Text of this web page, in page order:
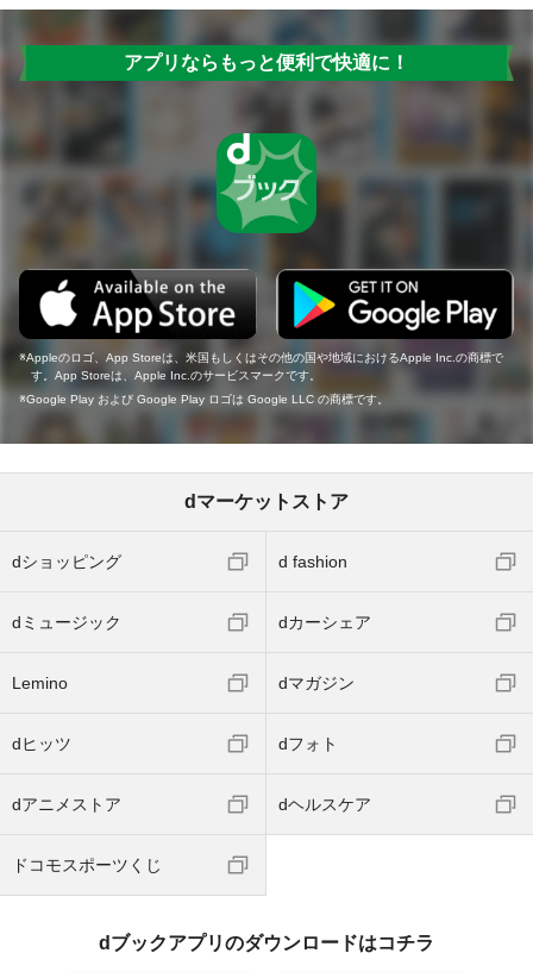
アプリならもっと便利で快適に！
Appleのロゴ、App Storeは、米国もしくはその他の国や地域におけるApple Inc.の商標で
す。App Storeは、Apple Inc.のサービスマークです。
Google Play および Google Play ロゴは Google LLC の商標です。
dマーケットストア
dショッピング d fashion
dミュージック dカーシェア
Lemino dマガジン
dヒッツ dフォト
dアニメストア dヘルスケア
ドコモスポーツくじ
dブックアプリのダウンロードはコチラ